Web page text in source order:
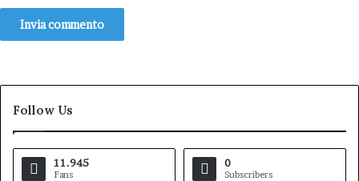
Follow Us
11.945
Fans
0
Subscribers